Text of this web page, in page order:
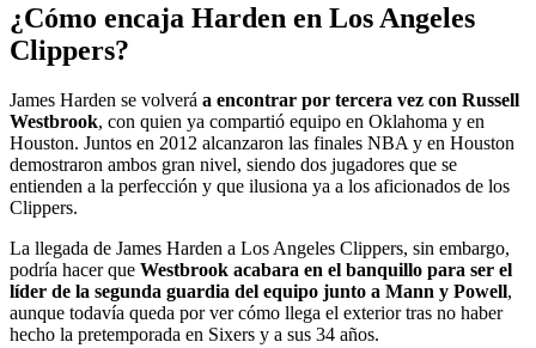
¿Cómo encaja Harden en Los Angeles
Clippers?
James Harden se volverá a encontrar por tercera vez con Russell
Westbrook, con quien ya compartió equipo en Oklahoma y en
Houston. Juntos en 2012 alcanzaron las finales NBA y en Houston
demostraron ambos gran nivel, siendo dos jugadores que se
entienden a la perfección y que ilusiona ya a los aficionados de los
Clippers.
La llegada de James Harden a Los Angeles Clippers, sin embargo,
podría hacer que Westbrook acabara en el banquillo para ser el
líder de la segunda guardia del equipo junto a Mann y Powell,
aunque todavía queda por ver cómo llega el exterior tras no haber
hecho la pretemporada en Sixers y a sus 34 años.